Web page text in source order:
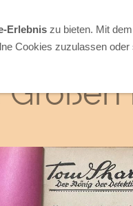
Erlebnis zu bieten. Mit
Cookies zuzulassen